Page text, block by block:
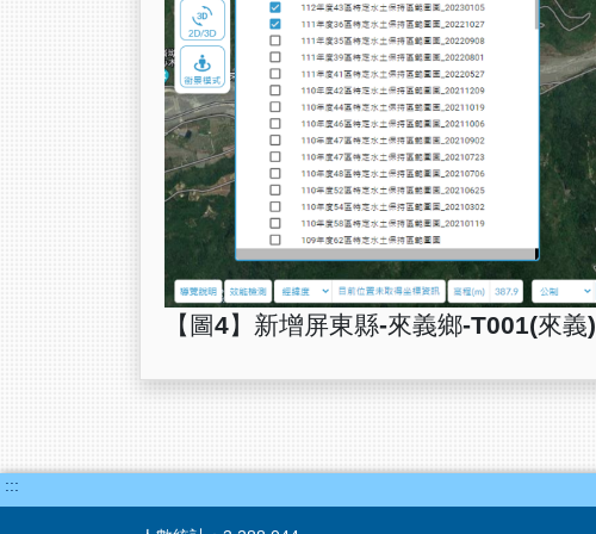
【圖4】新增屏東縣-來義鄉-T001(來義)
:::